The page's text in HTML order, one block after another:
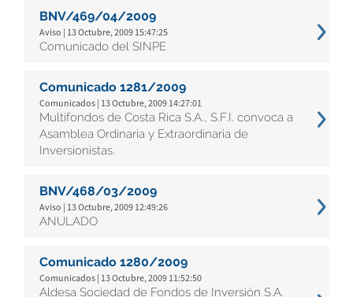
BNV/469/04/2009
Aviso | 13 Octubre, 2009 15:47:25
Comunicado del SINPE
Comunicado 1281/2009
Comunicados | 13 Octubre, 2009 14:27:01
Multifondos de Costa Rica S.A., S.F.I. convoca a
Asamblea Ordinaria y Extraordinaria de
Inversionistas.
BNV/468/03/2009
Aviso | 13 Octubre, 2009 12:49:26
ANULADO
Comunicado 1280/2009
Comunicados | 13 Octubre, 2009 11:52:50
Aldesa Sociedad de Fondos de Inversión S.A.